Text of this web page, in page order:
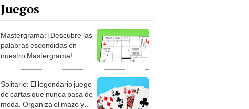
Juegos
Mastergrama: ¡Descubre las
palabras escondidas en
nuestro Mastergrama!
Solitario: El legendario juego
de cartas que nunca pasa de
moda. Organiza el mazo y